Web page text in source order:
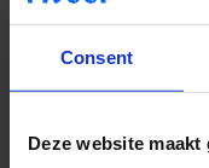
Consent
Deze website maakt
zorgen dat dat goed